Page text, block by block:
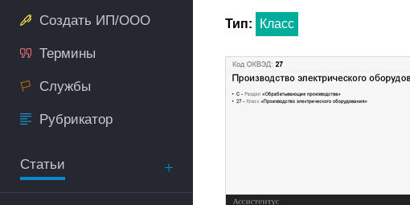
Создать ИП/ООО
Термины
Службы
Рубрикатор
Статьи
Тип: Класс